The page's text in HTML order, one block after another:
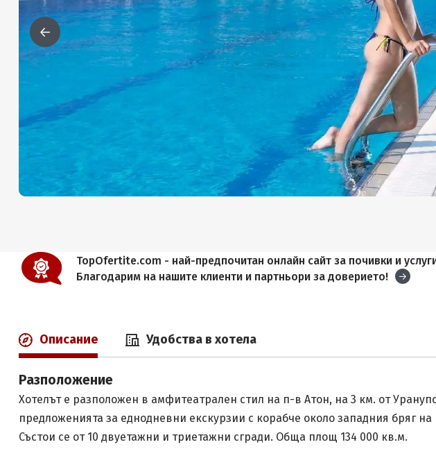
TopOfertite.com - най-предпочитан онлайн сайт за почивки и
Благодарим на нашите клиенти и партньори за доверието!
Описание Удобства в хотела
Разположение
Хотелът е разположен в амфитеатрален стил на п-в Атон, на 3 км. от
предложенията за еднодневни екскурзии с корабче около западния бряг
Състои се от 10 двуетажни и триетажни сгради. Обща площ 134 000 кв.м.